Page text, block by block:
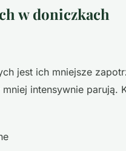
w doniczkach
jest ich mniejsze
intensywnie parują.